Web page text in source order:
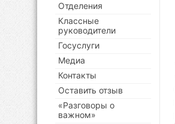
Отделения
Классные
руководители
Госуслуги
Медиа
Контакты
Оставить отзыв
«Разговоры о
важном»